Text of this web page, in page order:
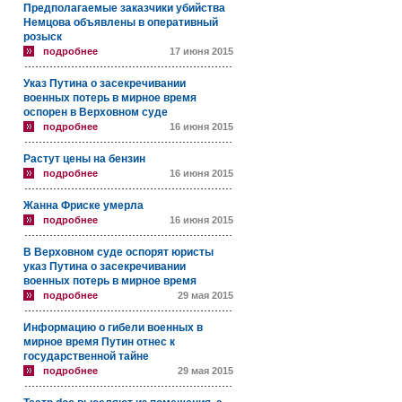
Предполагаемые заказчики убийства
Немцова объявлены в оперативный
розыск
подробнее 17 июня 2015
Указ Путина о засекречивании
военных потерь в мирное время
оспорен в Верховном суде
подробнее 16 июня 2015
Растут цены на бензин
подробнее 16 июня 2015
Жанна Фриске умерла
подробнее 16 июня 2015
В Верховном суде оспорят юристы
указ Путина о засекречивании
военных потерь в мирное время
подробнее 29 мая 2015
Информацию о гибели военных в
мирное время Путин отнес к
государственной тайне
подробнее 29 мая 2015